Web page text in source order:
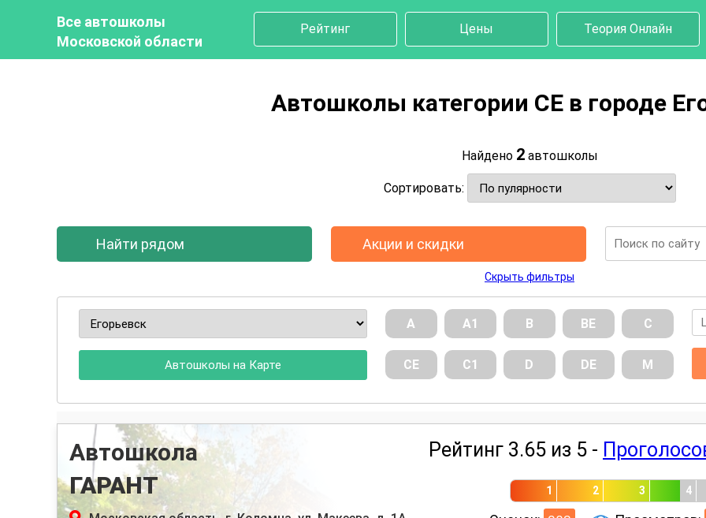
Все автошколы
Московской области
Рейтинг Цены Теория Онлайн
Автошколы категории CE в городе
Найдено 2автошколы
Сортировать:
Найти рядом Акции и скидки
Скрыть фильтры
Автошколы на Карте
А А1 В ВE С
СE С1 D DE М
Автошкола
ГАРАНТ
Рейтинг 3.65 из 5 -
1 2 3 4